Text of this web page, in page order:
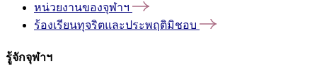
หน่วยงานของจุฬาฯ
ร้องเรียนทุจริตและประพฤติมิชอบ
รู้จักจุฬาฯ